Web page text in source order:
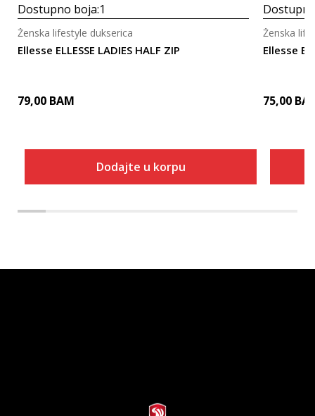
Dostupno boja:1
Ellesse ELLESSE LADIES HALF ZIP
Ženska lifestyle dukserica
79,00 BAM
Dodajte u korpu
Ellesse
Ženska
75,00